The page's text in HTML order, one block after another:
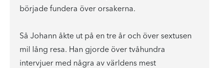
började fundera över orsakerna.
Så Johann åkte ut på en tre år och över sextusen
mil lång resa. Han gjorde över tvåhundra
intervjuer med några av världens mest